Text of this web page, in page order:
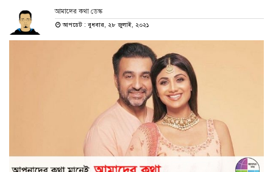
আমাদের কথা ডেস্ক
আপডেট : বুধবার, ২৮ জুলাই, ২০২১